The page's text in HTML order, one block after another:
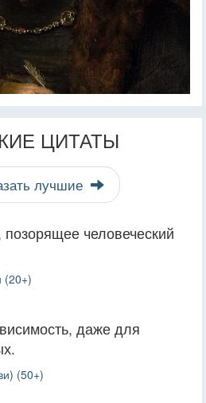
ЦИТАТЫ
лучшие
человеческий
(20+)
даже для
(50+)